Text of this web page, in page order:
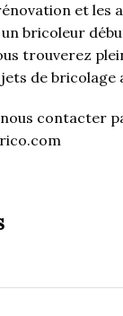
et les
un bricoleur
trouverez
de bricolage
contacter